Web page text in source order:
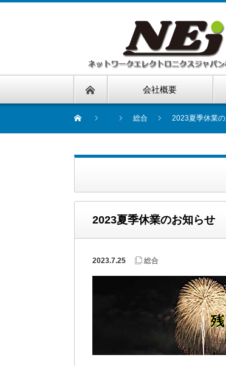
会社概要
総合 2023夏季休業
2023夏季休業のお知らせ
2023.7.25 総合